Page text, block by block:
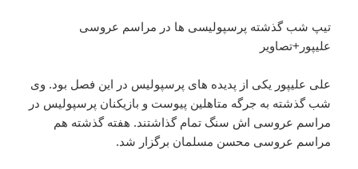
تیپ شب گذشته پرسپولیسی ها در مراسم عروسی
علیپور+تصاویر
علی علیپور یکی از پدیده های پرسپولیس در این فصل بود. وی
شب گذشته به جرگه متاهلین پیوست و بازیکنان پرسپولیس در
مراسم عروسی اش سنگ تمام گذاشتند. هفته گذشته هم
مراسم عروسی محسن مسلمان برگزار شد.